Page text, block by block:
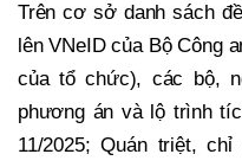
Trên cơ sở danh sách
lên VNeID của Bộ Công
của tổ chức), các bộ,
phương án và lộ trình
11/2025; Quán triệt,